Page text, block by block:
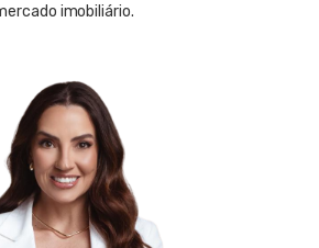
imobiliário.